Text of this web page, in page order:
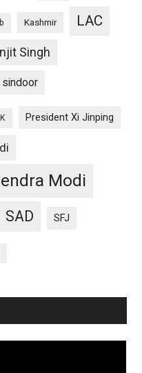
Kashmir LAC
Singh
President Xi Jinping
Modi
SAD SFJ